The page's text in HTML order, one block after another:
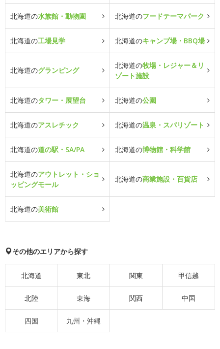
北海道の水族館・動物園 北海道のフードテーマパーク
北海道の工場見学 北海道のキャンプ場・BBQ場
北海道のグランピング
北海道の牧場・レジャー＆リ
ゾート施設
北海道のタワー・展望台 北海道の公園
北海道のアスレチック 北海道の温泉・スパリゾート
北海道の道の駅・SA/PA 北海道の博物館・科学館
北海道のアウトレット・ショ
ッピングモール
北海道の商業施設・百貨店
北海道の美術館
その他のエリアから探す
北海道 東北 関東 甲信越
北陸 東海 関西 中国
四国 九州・沖縄